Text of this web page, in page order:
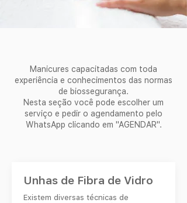
Manicures capacitadas com toda
experiência e conhecimentos das normas
de biossegurança.
Nesta seção você pode escolher um
serviço e pedir o agendamento pelo
WhatsApp clicando em "AGENDAR".
Unhas de Fibra de Vidro
Existem diversas técnicas de